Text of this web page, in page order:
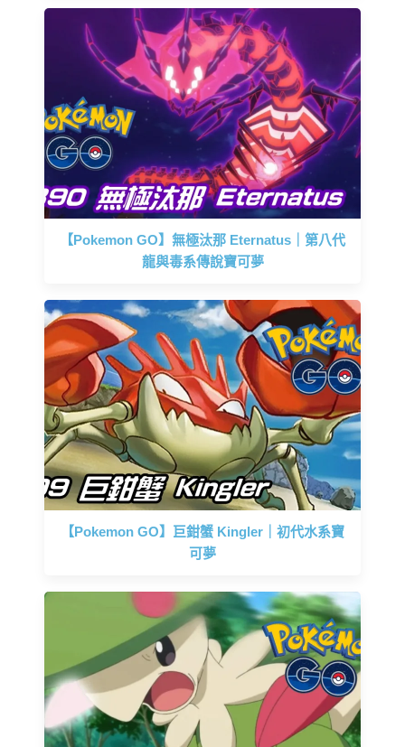
【Pokemon GO】無極汰那 Eternatus｜第八代
龍與毒系傳說寶可夢
【Pokemon GO】巨鉗蟹 Kingler｜初代水系寶
可夢